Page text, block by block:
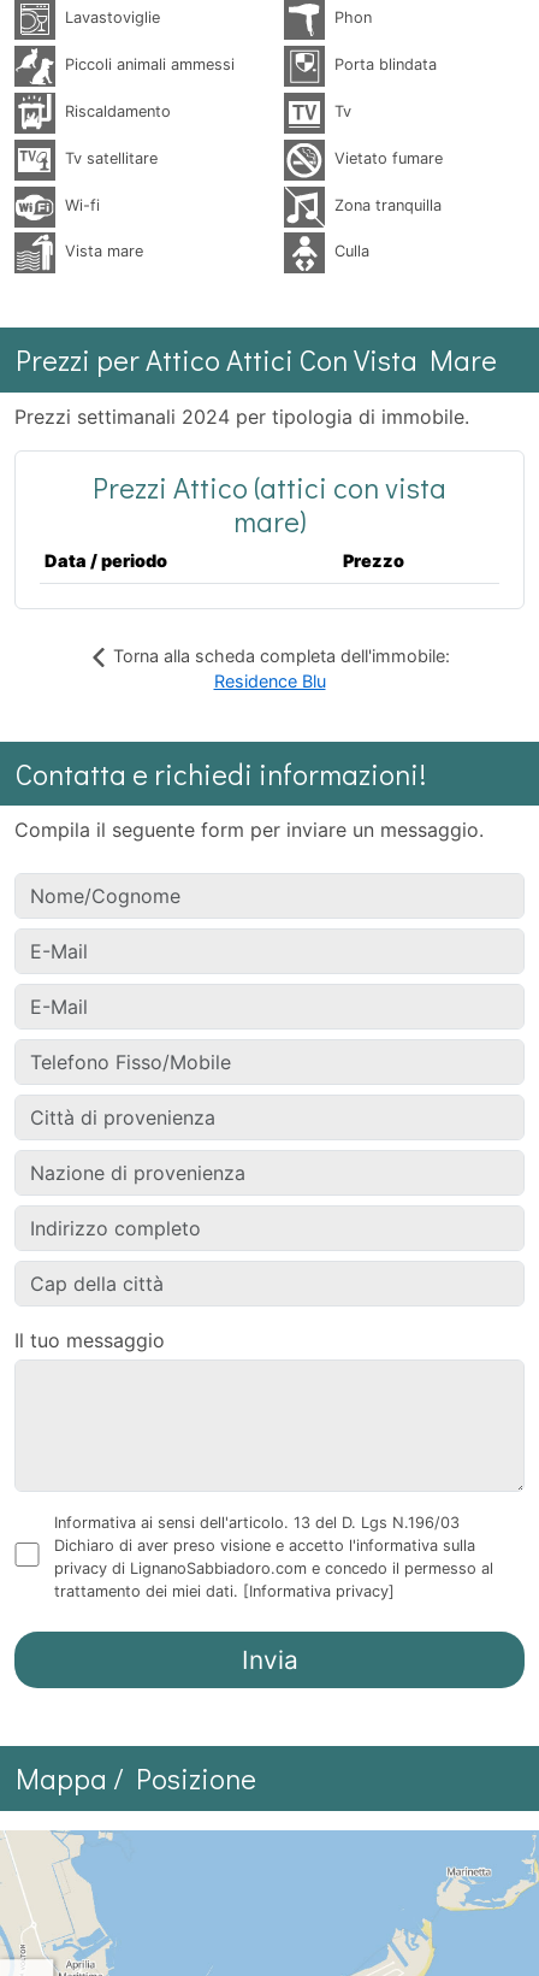
Lavastoviglie Phon
Piccoli animali ammessi Porta blindata
Riscaldamento Tv
Tv satellitare Vietato fumare
Wi-fi Zona tranquilla
Vista mare Culla
Prezzi per Attico Attici Con Vista Mare
Prezzi settimanali 2024 per tipologia di immobile.
Prezzi Attico (attici con vista
mare)
Data / periodo Prezzo
Torna alla scheda completa dell'immobile:
Residence Blu
Contatta e richiedi informazioni!
Compila il seguente form per inviare un messaggio.
Il tuo messaggio
Informativa ai sensi dell'articolo. 13 del D. Lgs N.196/03
Dichiaro di aver preso visione e accetto l'informativa sulla
privacy di LignanoSabbiadoro.com e concedo il permesso al
trattamento dei miei dati. [Informativa privacy]
Mappa / Posizione